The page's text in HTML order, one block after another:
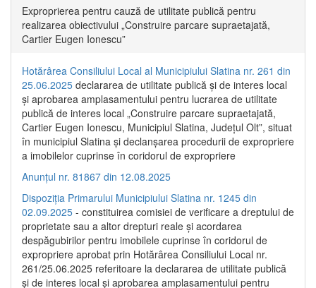
Exproprierea pentru cauză de utilitate publică pentru
realizarea obiectivului „Construire parcare supraetajată,
Cartier Eugen Ionescu”
Hotărârea Consiliului Local al Municipiului Slatina nr. 261 din
25.06.2025 declararea de utilitate publică și de interes local
și aprobarea amplasamentului pentru lucrarea de utilitate
publică de interes local „Construire parcare supraetajată,
Cartier Eugen Ionescu, Municipiul Slatina, Județul Olt”, situat
în municipiul Slatina și declanșarea procedurii de expropriere
a imobilelor cuprinse în coridorul de expropriere
Anunțul nr. 81867 din 12.08.2025
Dispoziția Primarului Municipiului Slatina nr. 1245 din
02.09.2025 - constituirea comisiei de verificare a dreptului de
proprietate sau a altor drepturi reale și acordarea
despăgubirilor pentru imobilele cuprinse în coridorul de
expropriere aprobat prin Hotărârea Consiliului Local nr.
261/25.06.2025 referitoare la declararea de utilitate publică
și de interes local și aprobarea amplasamentului pentru